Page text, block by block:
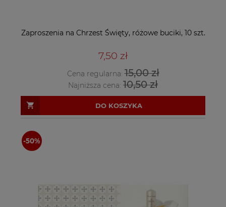
Zaproszenia na Chrzest Święty, różowe buciki, 10 szt.
7,50 zł
Cena regularna:15,00 zł
Najniższa cena: 10,50 zł
DO KOSZYKA